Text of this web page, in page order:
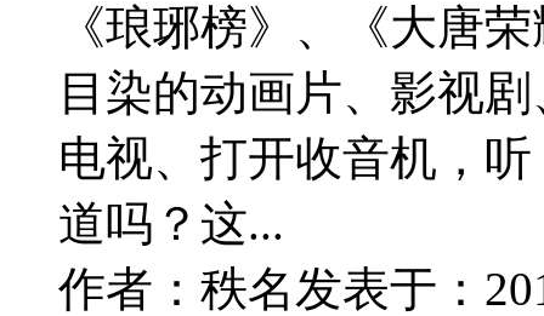
《琅琊榜》、《大唐
目染的动画片、影视
电视、打开收音机，
道吗？这...
作者： 秩名发表于：